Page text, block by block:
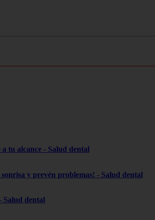
tu alcance - Salud dental
y prevén problemas! - Salud dental
Salud dental